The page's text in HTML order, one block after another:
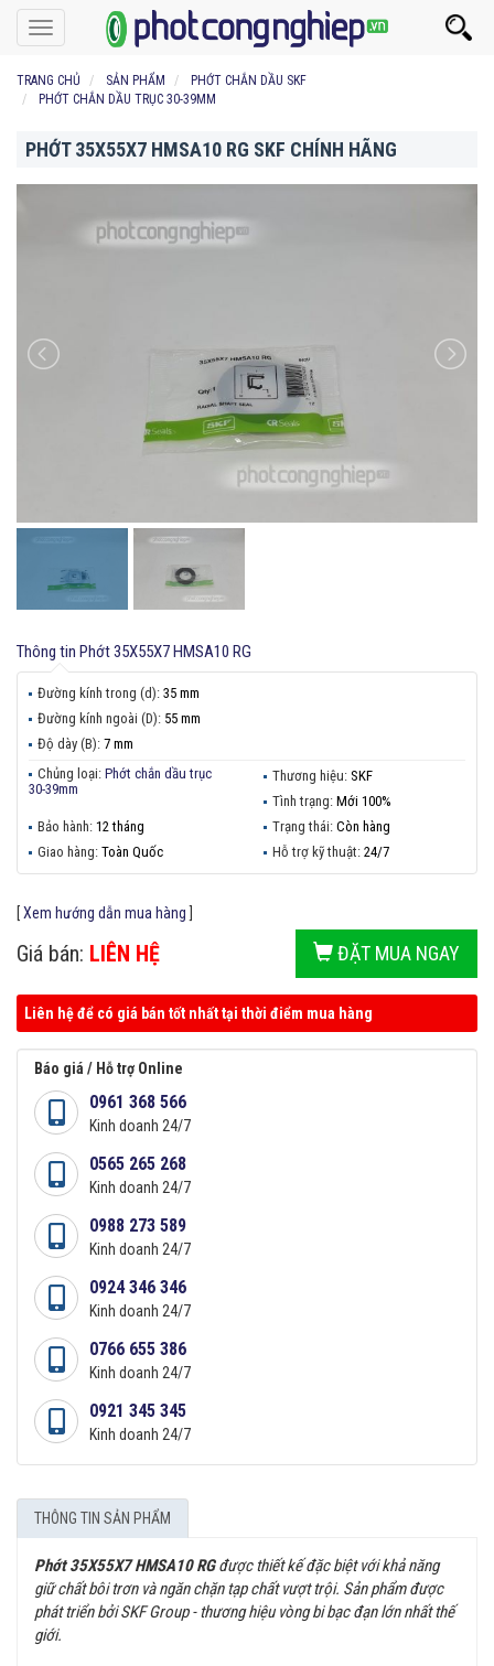
Toggle
navigation
TRANG CHỦ SẢN PHẨM
PHỚT CHẮN DẦU SKF
PHỚT CHẮN DẦU TRỤC 30-39MM
PHỚT 35X55X7 HMSA10 RG SKF CHÍNH HÃNG
Thông tin Phớt 35X55X7 HMSA10 RG
Đường kính trong (d): 35 mm
Đường kính ngoài (D): 55 mm
Độ dày (B): 7 mm
Chủng loại: Phớt chắn dầu trục
30-39mm
Thương hiệu: SKF
Tình trạng: Mới 100%
Bảo hành: 12 tháng Trạng thái: Còn hàng
Giao hàng: Toàn Quốc Hỗ trợ kỹ thuật: 24/7
[Xem hướng dẫn mua hàng
Giá bán: LIÊN HỆ ĐẶT MUA NGAY
Liên hệ để có giá bán tốt nhất tại thời điểm mua hàng
Báo giá / Hỗ trợ Online
0961 368 566
Kinh doanh 24/7
0565 265 268
Kinh doanh 24/7
0988 273 589
Kinh doanh 24/7
0924 346 346
Kinh doanh 24/7
0766 655 386
Kinh doanh 24/7
0921 345 345
Kinh doanh 24/7
THÔNG TIN SẢN PHẨM
Phớt 35X55X7 HMSA10 RGđược thiết kế đặc biệt với khả năng
giữ chất bôi trơn và ngăn chặn tạp chất vượt trội. Sản phẩm được
phát triển bởi SKF Group - thương hiệu vòng bi bạc đạn lớn nhất thế
giới.